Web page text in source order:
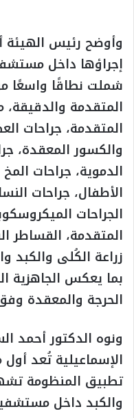
وأوضح رئيس الهيئة
إجراؤها داخل
شملت نطاقًا واسعًا
المتقدمة والدقيقة،
المتقدمة، جراحات
والكسور المعقدة،
الدموية، جراحات
الأطفال، جراحات
الجراحات
المتقدمة، القساطر
زراعة الكُلى والكبد
بما يعكس الجاهزية
الحرجة والمعقدة
ونوه الدكتور أحمد
الإسماعيلية تُعد
تطبيق المنظومة
والكبد داخل